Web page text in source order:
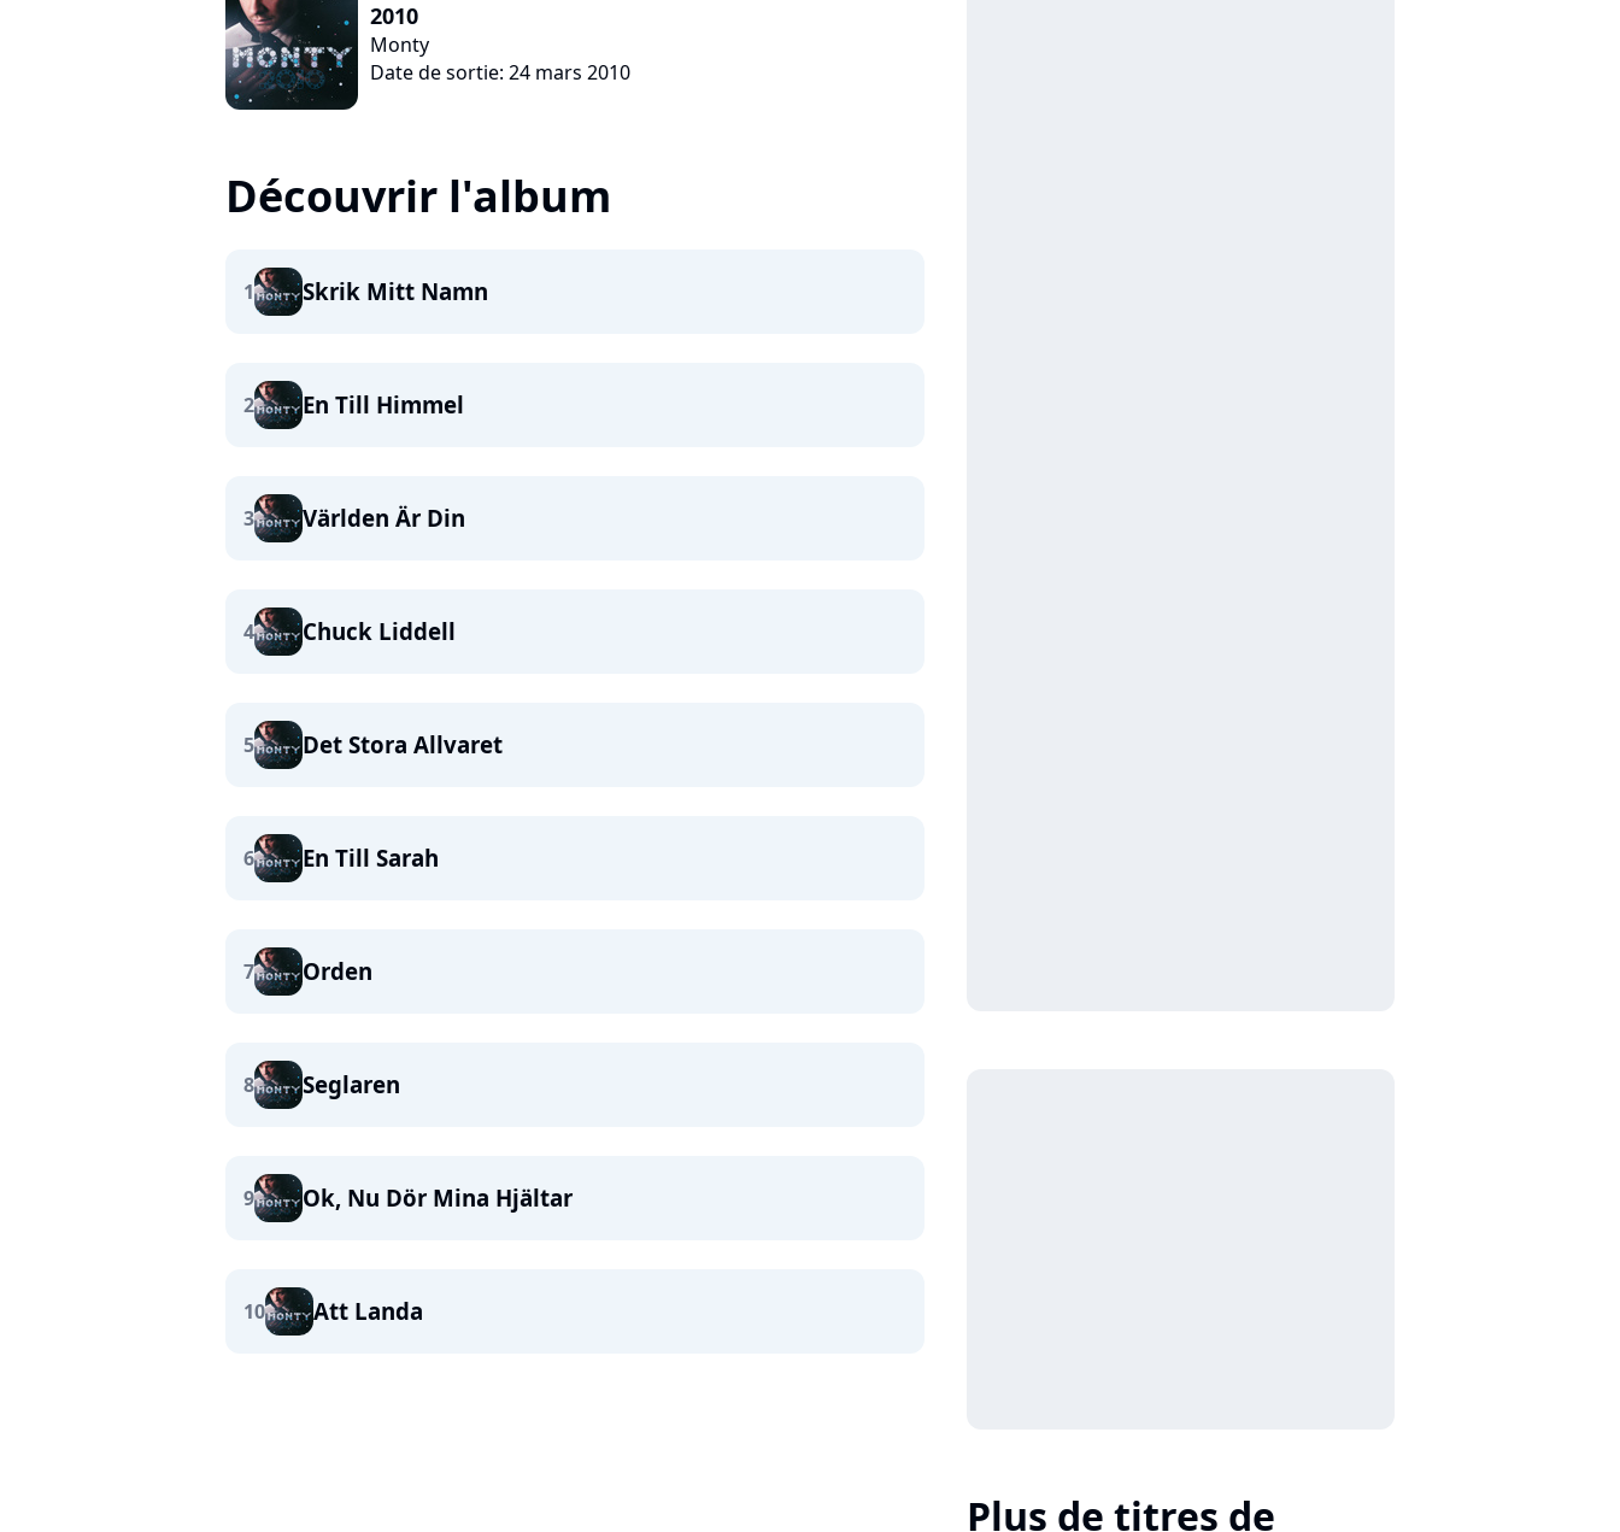
2010
Monty
Date de sortie: 24 mars 2010
Découvrir l'album
1 Skrik Mitt Namn
2 En Till Himmel
3 Världen Är Din
4 Chuck Liddell
5 Det Stora Allvaret
6 En Till Sarah
7 Orden
8 Seglaren
9 Ok, Nu Dör Mina Hjältar
10 Att Landa
Plus de titres de